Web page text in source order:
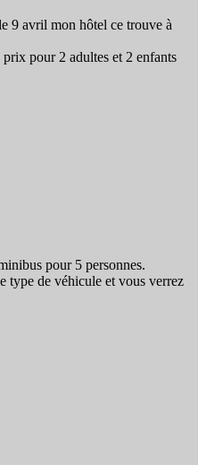
9 avril mon hôtel ce trouve à
pour 2 adultes et 2 enfants
pour 5 personnes.
type de véhicule et vous verrez